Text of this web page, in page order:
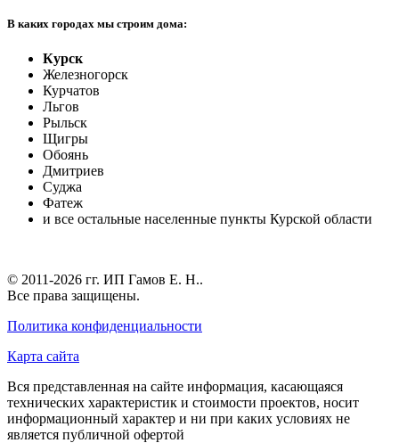
В каких городах мы строим дома:
Курск
Железногорск
Курчатов
Льгов
Рыльск
Щигры
Обоянь
Дмитриев
Суджа
Фатеж
и все остальные населенные пункты Курской области
© 2011-2026 гг. ИП Гамов Е. Н..
Все права защищены.
Политика конфиденциальности
Карта сайта
Вся представленная на сайте информация, касающаяся
технических характеристик и стоимости проектов, носит
информационный характер и ни при каких условиях не
является публичной офертой